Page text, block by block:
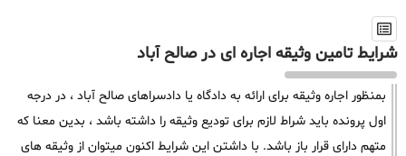
شرایط تامین وثیقه اجاره ای در صالح آباد
بمنظور اجاره وثیقه برای ارائه به دادگاه یا دادسراهای صالح آباد ، در درجه
اول پرونده باید شراط لازم برای تودیع وثیقه را داشته باشد ، بدین معنا که
متهم دارای قرار باز باشد. با داشتن این شرایط اکنون میتوان از وثیقه های